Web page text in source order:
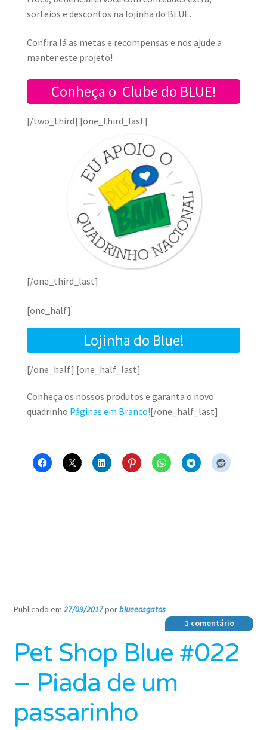
sorteios e descontos na lojinha do BLUE.
Confira lá as metas e recompensas e nos ajude a
manter este projeto!
Conheça o Clube do BLUE!
[/two_third] [one_third_last]
[/one_third_last]
[one_half]
Lojinha do Blue!
[/one_half] [one_half_last]
Conheça os nossos produtos e garanta o novo
quadrinho Páginas em Branco![/one_half_last]
Publicado em 27/09/2017porblueeosgatos
1 comentário
Pet Shop Blue #022
– Piada de um
passarinho